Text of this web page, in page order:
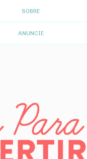
SOBRE
ANUNCIE